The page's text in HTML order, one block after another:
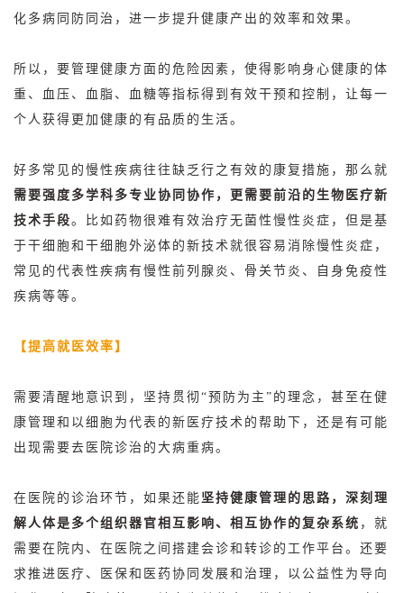
化多病同防同治，进一步提升健康产出的效率和效果。
所以，要管理健康方面的危险因素，使得影响身心健康的体
重、血压、血脂、血糖等指标得到有效干预和控制，让每一
个人获得更加健康的有品质的生活。
好多常见的慢性疾病往往缺乏行之有效的康复措施，那么就
需要强度多学科多专业协同协作，更需要前沿的生物医疗新
技术手段。 比如药物很难有效治疗无菌性慢性炎症 ，但是基
于干细胞和干细胞外泌体的新技术就很容易消除慢性炎症，
常见的代表性疾病有慢性前列腺炎 、骨关节炎、自身免疫性
疾病等等。
【提高就医效率】
需要清醒地意识到，坚持贯彻“预防为主”的理念，甚至在健
康管理和以细胞为代表的新医疗技术的帮助下，还是有可能
出现需要去医院诊治的大病重病。
在医院的诊治环节，如果还能坚持健康管理的思路，深刻理
解人体是多个组织器官相互影响、相互协作的复杂系统 ，就
需要在院内、在医院之间搭建会诊和转诊的工作平台。还要
求推进医疗、医保和医药协同发展和治理，以公益性为导向